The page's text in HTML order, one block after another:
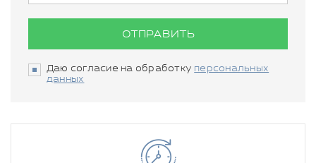
ОТПРАВИТЬ
Даю согласие на обработку персональных
данных